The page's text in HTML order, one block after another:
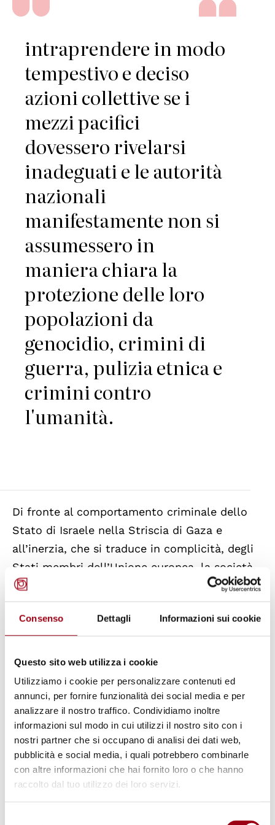
Consenso Dettagli Informazioni sui cookie
Questo sito web utilizza i cookie
Utilizziamo i cookie per personalizzare contenuti ed
annunci, per fornire funzionalità dei social media e per
analizzare il nostro traffico. Condividiamo inoltre
informazioni sul modo in cui utilizzi il nostro sito con i
nostri partner che si occupano di analisi dei dati web,
pubblicità e social media, i quali potrebbero combinarle
con altre informazioni che hai fornito loro o che hanno
raccolto dal tuo utilizzo dei loro servizi.
intraprendere in modo
tempestivo e deciso
azioni collettive se i
mezzi pacifici
dovessero rivelarsi
inadeguati e le autorità
nazionali
manifestamente non si
assumessero in
maniera chiara la
protezione delle loro
popolazioni da
genocidio, crimini di
guerra, pulizia etnica e
crimini contro
l'umanità.
Di fronte al comportamento criminale dello
Stato di Israele nella Striscia di Gaza e
all’inerzia, che si traduce in complicità, degli
Stati membri dell’Unione europea, la società
civile europea ha il diritto dovere di ingerenza
negli affari interni dello Stato di Israele per
somministrare viveri, medicinali e servizi di
prima necessità alla popolazione palestinese.
La “Responsabilità di Proteggere” non prevede
e non tollera il doppio standard che
contraddistingue il comportamento di gran
parte dei governi europei in carica. La legge è
uguale per tutti, è scritto nelle aule dei
tribunali e ce lo insegnano a scuola.
L’azione della Global Sumud Flotilla volta a